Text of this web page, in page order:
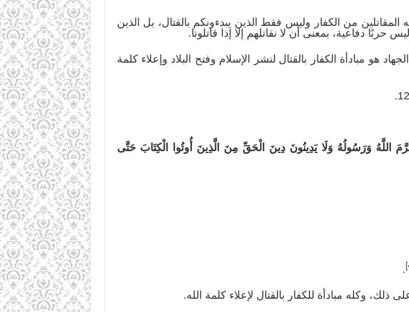
المقاتلين من الكفار وليس فقط الذين يبدءونكم بالقتال، بل الذين
حربًا دفاعية، بمعنى أن لا نقاتلهم إلا إذا قاتلونا.
هو مبادأة الكفار بالقتال لنشر الإسلام وفتح البلاد وإعلاء كلمة
حَرَّمَ اللَّهُ وَرَسُولُهُ وَلَا يَدِينُونَ دِينَ الْحَقِّ مِنَ الَّذِينَ أُوتُوا الْكِتَابَ حَتَّى
.
وكله مبادأة للكفار بالقتال لإعلاء كلمة الله.